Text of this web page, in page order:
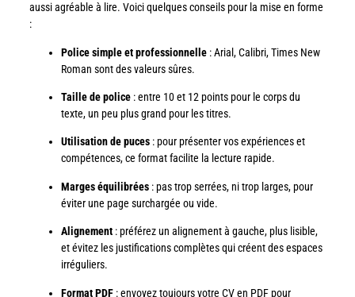
aussi agréable à lire. Voici quelques conseils pour la mise en forme
:
Police simple et professionnelle: Arial, Calibri, Times New
Roman sont des valeurs sûres.
Taille de police: entre 10 et 12 points pour le corps du
texte, un peu plus grand pour les titres.
Utilisation de puces: pour présenter vos expériences et
compétences, ce format facilite la lecture rapide.
Marges équilibrées: pas trop serrées, ni trop larges, pour
éviter une page surchargée ou vide.
Alignement: préférez un alignement à gauche, plus lisible,
et évitez les justifications complètes qui créent des espaces
irréguliers.
Format PDF: envoyez toujours votre CV en PDF pour